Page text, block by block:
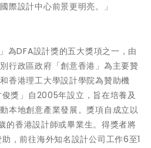
際設計中心前景更明亮。」
為DFA設計獎的五大獎項之一，由
行政區政府「創意香港」為主要贊
香港理工大學設計學院為贊助機
獎」自2005年設立，旨在培養及
本地創意產業發展。獎項自成立以
的香港設計師或畢業生。得獎者將
，前往海外知名設計公司工作6至1